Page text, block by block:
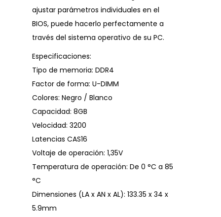
ajustar parámetros individuales en el
BIOS, puede hacerlo perfectamente a
través del sistema operativo de su PC.
Especificaciones:
Tipo de memoria: DDR4
Factor de forma: U-DIMM
Colores: Negro / Blanco
Capacidad: 8GB
Velocidad: 3200
Latencias CAS16
Voltaje de operación: 1,35V
Temperatura de operación: De 0 °C a 85
°C
Dimensiones (LA x AN x AL): 133.35 x 34 x
5.9mm